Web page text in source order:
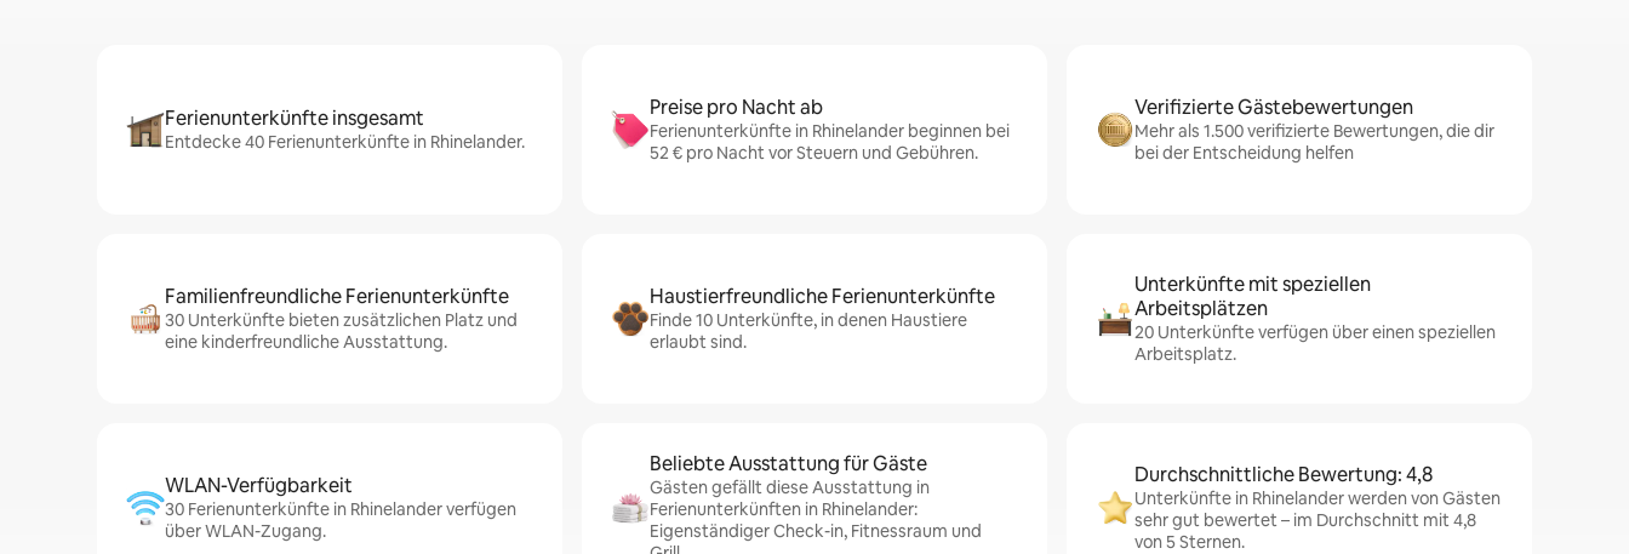
Ferienunterkünfte insgesamt
Entdecke 40 Ferienunterkünfte in Rhinelander.
Preise pro Nacht ab
Ferienunterkünfte in Rhinelander beginnen bei
52 € pro Nacht vor Steuern und Gebühren.
Verifizierte Gästebewertungen
Mehr als 1.500 verifizierte Bewertungen, die dir
bei der Entscheidung helfen
Familienfreundliche Ferienunterkünfte
30 Unterkünfte bieten zusätzlichen Platz und
eine kinderfreundliche Ausstattung.
Haustierfreundliche Ferienunterkünfte
Finde 10 Unterkünfte, in denen Haustiere
erlaubt sind.
Unterkünfte mit speziellen
Arbeitsplätzen
20 Unterkünfte verfügen über einen speziellen
Arbeitsplatz.
WLAN-Verfügbarkeit
30 Ferienunterkünfte in Rhinelander verfügen
über WLAN-Zugang.
Beliebte Ausstattung für Gäste
Gästen gefällt diese Ausstattung in
Ferienunterkünften in Rhinelander:
Eigenständiger Check-in, Fitnessraum und
Durchschnittliche Bewertung: 4,8
Unterkünfte in Rhinelander werden von Gästen
sehr gut bewertet – im Durchschnitt mit 4,8
von 5 Sternen.